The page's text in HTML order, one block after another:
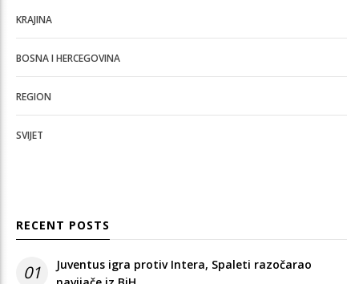
KRAJINA
BOSNA I HERCEGOVINA
REGION
SVIJET
RECENT POSTS
01
Juventus igra protiv Intera, Spaleti razočarao